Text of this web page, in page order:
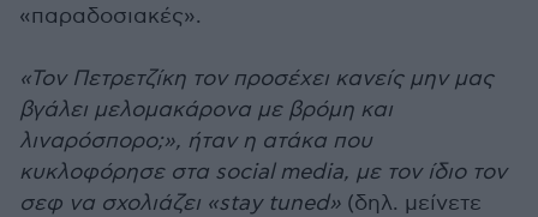
«παραδοσιακές».
«Τον Πετρετζίκη τον προσέχει κανείς μην μας
βγάλει μελομακάρονα με βρόμη και
λιναρόσπορο;», ήταν η ατάκα που
κυκλοφόρησε στα social media, με τον ίδιο τον
σεφ να σχολιάζει «stay tuned» (δηλ. μείνετε